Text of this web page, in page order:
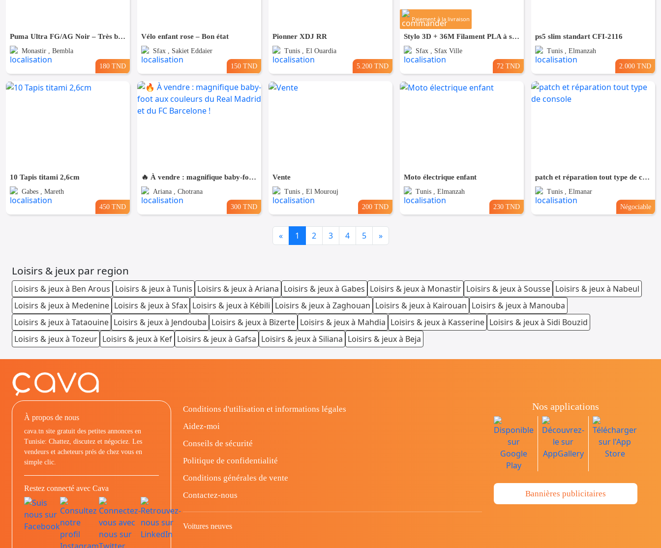
Puma Ultra FG/AG Noir – Très bon état
Monastir , Bembla
180 TND
Vélo enfant rose – Bon état
Sfax , Sakiet Eddaier
150 TND
Pionner XDJ RR
Tunis , El Ouardia
5.200 TND
Paiement à la livraison
Stylo 3D + 36M Filament PLA à seulement 72 DT ! livraison gratuite
Sfax , Sfax Ville
72 TND
ps5 slim standart CFI-2116
Tunis , Elmanzah
2.000 TND
10 Tapis titami 2,6cm
Gabes , Mareth
450 TND
🔥 À vendre : magnifique baby-foot aux couleurs du Real Madrid et du FC Barcelone !
Ariana , Chotrana
300 TND
Vente
Tunis , El Mourouj
200 TND
Moto électrique enfant
Tunis , Elmanzah
230 TND
patch et réparation tout type de console
Tunis , Elmanar
Négociable
«Previous
1 2 3 4 5 »Next
Loisirs & jeux par region
Loisirs & jeux à Ben Arous Loisirs & jeux à Tunis Loisirs & jeux à Ariana Loisirs & jeux à Gabes Loisirs & jeux à Monastir Loisirs & jeux à Sousse Loisirs & jeux à Nabeul
Loisirs & jeux à Medenine Loisirs & jeux à Sfax Loisirs & jeux à Kébili Loisirs & jeux à Zaghouan Loisirs & jeux à Kairouan Loisirs & jeux à Manouba
Loisirs & jeux à Tataouine Loisirs & jeux à Jendouba Loisirs & jeux à Bizerte Loisirs & jeux à Mahdia Loisirs & jeux à Kasserine Loisirs & jeux à Sidi Bouzid
Loisirs & jeux à Tozeur Loisirs & jeux à Kef Loisirs & jeux à Gafsa Loisirs & jeux à Siliana Loisirs & jeux à Beja
À propos de nous
cava.tn site gratuit des petites annonces en
Tunisie: Chattez, discutez et négociez. Les
vendeurs et acheteurs prés de chez vous en
simple clic.
Restez connecté avec Cava
Conditions d'utilisation et informations légales
Aidez-moi
Conseils de sécurité
Politique de confidentialité
Conditions générales de vente
Contactez-nous
Voitures neuves
Nos applications
Bannières publicitaires